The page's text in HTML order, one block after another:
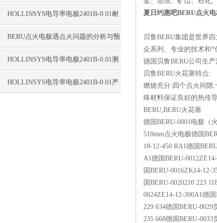
HOLLINSYS电导率电极2401B-0.01耐
腐蚀
BERU点火电极遇点火问题的分析与预
防
HOLLINSYS电导率电极2401B-0.01测
量范围广
HOLLINSYS电导率电极2401B-0.01产
夏日约惠吧BERU点火
贝鲁BERU集团是世界
众系列、专业的技术和*
德国贝鲁BERU公司生
贝鲁BERU火花塞特点:
燃烧充分:四个点火间隙
殊材料保证良好的热传
BERU,BERU火花塞
德国BERU-0001电极
510mm点火电极德国
18-12-450 RA1德国
A1德国BERU-
国BERU-0016ZK14-12-
国BERU-0020210 223
0024ZE14-12-300A1德
229 634德国BERU-0029
235 668德国BERU-0033